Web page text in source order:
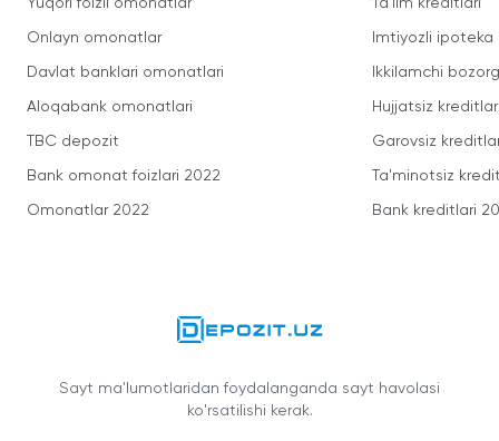
Yuqori foizli omonatlar
Onlayn omonatlar
Davlat banklari omonatlari
Aloqabank omonatlari
TBC depozit
Bank omonat foizlari 2022
Omonatlar 2022
Ta'lim kreditlari
Imtiyozli ipoteka
Ikkilamchi
Hujjatsiz kreditlar
Garovsiz
Ta'minotsiz
Bank kreditlari
Sayt ma'lumotlaridan foydalanganda sayt havolasi
ko'rsatilishi kerak.